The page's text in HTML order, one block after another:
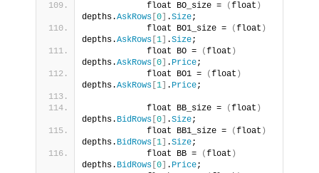
            float BO_size =
(float )
depths.AskRows [0 .Size;
            float BO1_size =
(float )
depths.AskRows [1 .Size;
            float BO =
(float )
depths.AskRows [0 . Price;
            float BO1 =
(float )
depths.AskRows [1 . Price;
            float BB_size =
(float )
depths. BidRows [0 .Size;
            float BB1_size =
(float )
depths. BidRows [1 .Size;
            float BB =
(float )
depths. BidRows [0 . Price;